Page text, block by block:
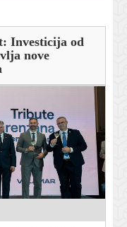
Investicija od
nove